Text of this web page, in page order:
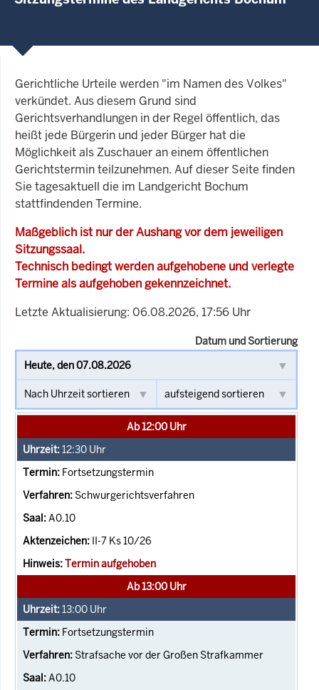
Gerichtliche Urteile werden "im Namen des Volkes"
verkündet. Aus diesem Grund sind
Gerichtsverhandlungen in der Regel öffentlich, das
heißt jede Bürgerin und jeder Bürger hat die
Möglichkeit als Zuschauer an einem öffentlichen
Gerichtstermin teilzunehmen. Auf dieser Seite finden
Sie tagesaktuell die im Landgericht Bochum
stattfindenden Termine.
Maßgeblich ist nur der Aushang vor dem jeweiligen
Sitzungssaal.
Technisch bedingt werden aufgehobene und verlegte
Termine als aufgehoben gekennzeichnet.
Letzte Aktualisierung: 06.08.2026, 17:56 Uhr
Datum und Sortierung
Ab 12:00 Uhr
12:30 Uhr
Fortsetzungstermin
Schwurgerichtsverfahren
A0.10
II-7 Ks 10/26
Termin aufgehoben
Ab 13:00 Uhr
13:00 Uhr
Fortsetzungstermin
Strafsache vor der Großen Strafkammer
A0.10